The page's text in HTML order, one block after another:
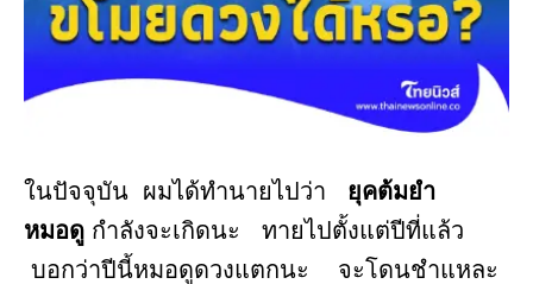
ในปัจจุบัน ผมได้ทำนายไปว่า ยุคต้มยำ
หมอดู กำลังจะเกิดนะ ทายไปตั้งแต่ปีที่แล้ว
บอกว่าปีนี้หมอดูดวงแตกนะ จะโดนชำแหละ